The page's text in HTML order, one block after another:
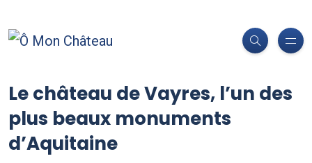
Le château de Vayres, l’un des
plus beaux monuments
d’Aquitaine